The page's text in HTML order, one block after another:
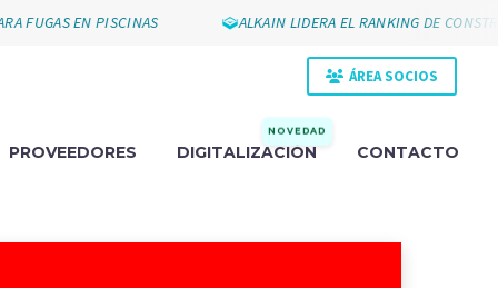
EN PISCINAS ALKAIN LIDERA EL RANKING DE
ÁREA SOCIOS
PROVEEDORES DIGITALIZACIÓN
NOVEDAD
CONTACTO